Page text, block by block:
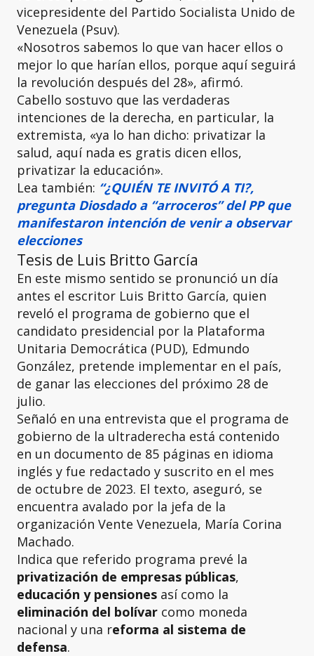
vicepresidente del Partido Socialista Unido de
Venezuela (Psuv).
«Nosotros sabemos lo que van hacer ellos o
mejor lo que harían ellos, porque aquí seguirá
la revolución después del 28», afirmó.
Cabello sostuvo que las verdaderas
intenciones de la derecha, en particular, la
extremista, «ya lo han dicho: privatizar la
salud, aquí nada es gratis dicen ellos,
privatizar la educación».
Lea también: “¿QUIÉN TE INVITÓ A TI?,
pregunta Diosdado a “arroceros” del PP que
manifestaron intención de venir a observar
elecciones
Tesis de Luis Britto García
En este mismo sentido se pronunció un día
antes el escritor Luis Britto García, quien
reveló el programa de gobierno que el
candidato presidencial por la Plataforma
Unitaria Democrática (PUD), Edmundo
González, pretende implementar en el país,
de ganar las elecciones del próximo 28 de
julio.
Señaló en una entrevista que el programa de
gobierno de la ultraderecha está contenido
en un documento de 85 páginas en idioma
inglés y fue redactado y suscrito en el mes
de octubre de 2023. El texto, aseguró, se
encuentra avalado por la jefa de la
organización Vente Venezuela, María Corina
Machado.
Indica que referido programa prevé la
privatización de empresas públicas,
educación y pensiones así como la
eliminación del bolívar como moneda
nacional y una reforma al sistema de
defensa.